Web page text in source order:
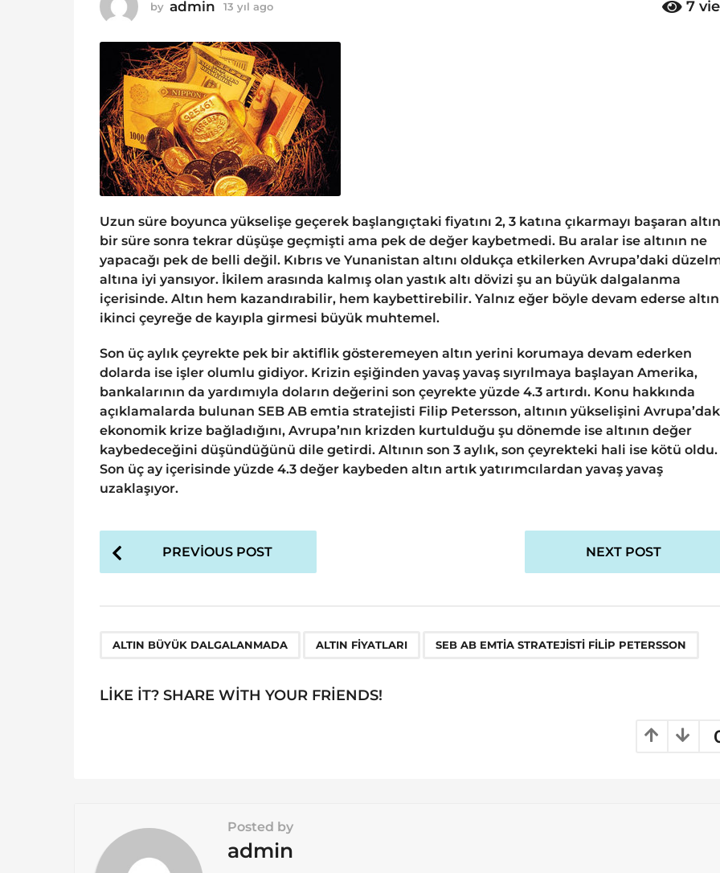
1
3
l
a
g
o
by admin 13 yıl ago
ı
l
a
g
o
7
Uzun süre boyunca yükselişe geçerek başlangıçtaki fiyatını 2, 3 katına çıkarmayı başaran altın
bir süre sonra tekrar düşüşe geçmişti ama pek de değer kaybetmedi. Bu aralar ise altının ne
yapacağı pek de belli değil. Kıbrıs ve Yunanistan altını oldukça etkilerken Avrupa’daki
altına iyi yansıyor. İkilem arasında kalmış olan yastık altı dövizi şu an büyük dalgalanma
içerisinde. Altın hem kazandırabilir, hem kaybettirebilir. Yalnız eğer böyle devam ederse
ikinci çeyreğe de kayıpla girmesi büyük muhtemel.
Son üç aylık çeyrekte pek bir aktiflik gösteremeyen altın yerini korumaya devam ederken
dolarda ise işler olumlu gidiyor. Krizin eşiğinden yavaş yavaş sıyrılmaya başlayan Amerika,
bankalarının da yardımıyla doların değerini son çeyrekte yüzde 4.3 artırdı. Konu hakkında
açıklamalarda bulunan SEB AB emtia stratejisti Filip Petersson, altının yükselişini
ekonomik krize bağladığını, Avrupa’nın krizden kurtulduğu şu dönemde ise altının değer
kaybedeceğini düşündüğünü dile getirdi. Altının son 3 aylık, son çeyrekteki hali ise kötü oldu.
Son üç ay içerisinde yüzde 4.3 değer kaybeden altın artık yatırımcılardan yavaş yavaş
uzaklaşıyor.
P
o
P
g
o
PREVIOUS POST NEXT POST
ALTIN BÜYÜK DALGALANMADA ALTIN FIYATLARI SEB AB EMTIA STRATEJISTI FILIP PETERSSON
LIKE IT? SHARE WITH YOUR FRIENDS!
Posted by
admin